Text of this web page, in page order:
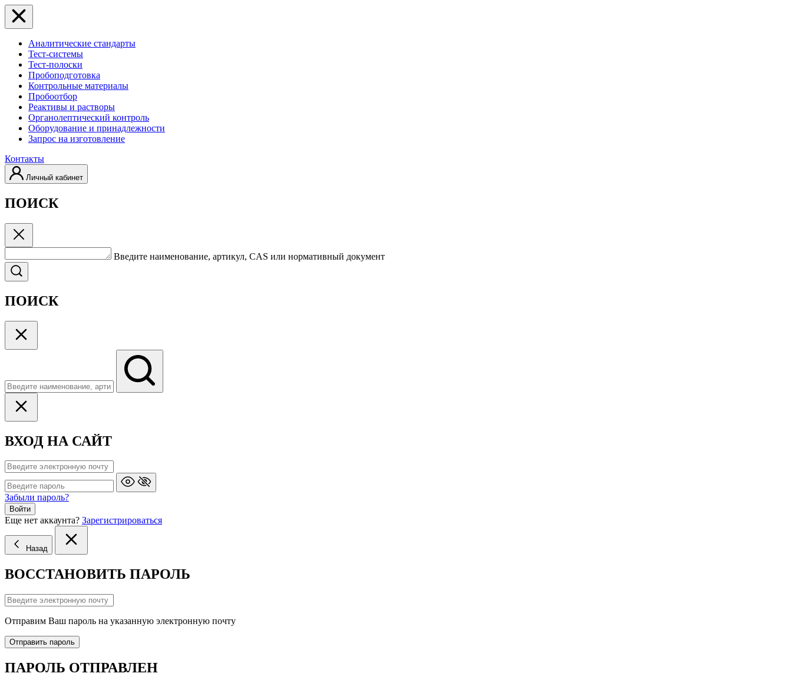
Аналитические стандарты
Тест-системы
Тест-полоски
Пробоподготовка
Контрольные материалы
Пробоотбор
Реактивы и растворы
Органолептический контроль
Оборудование и принадлежности
Запрос на изготовление
Контакты
Личный кабинет
ПОИСК
Введите наименование, артикул, CAS или нормативный документ
ПОИСК
ВХОД НА САЙТ
Забыли пароль?
Войти
Еще нет аккаунта? Зарегистрироваться
Назад
ВОССТАНОВИТЬ ПАРОЛЬ
Отправим Ваш пароль на указанную электронную почту
Отправить пароль
ПАРОЛЬ ОТПРАВЛЕН